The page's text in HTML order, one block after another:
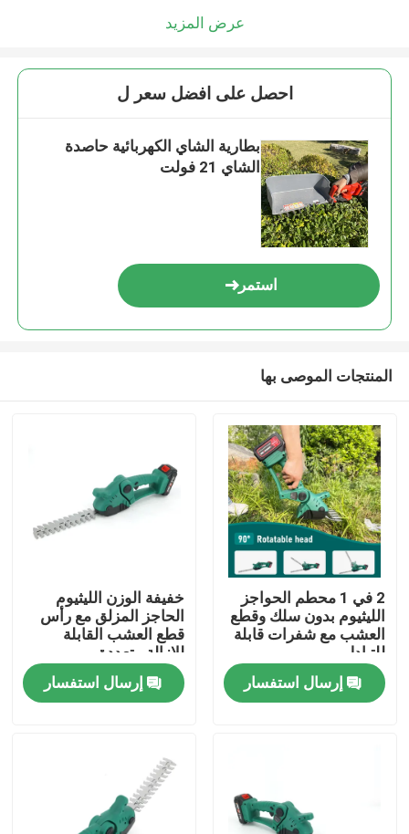
عرض المزيد
احصل على افضل سعر ل
بطارية الشاي الكهربائية حاصدة
الشاي 21 فولت
استمر
المنتجات الموصى بها
2 في 1 محطم الحواجز
الليثيوم بدون سلك وقطع
العشب مع شفرات قابلة
للتبادل
إرسال استفسار
خفيفة الوزن الليثيوم
الحاجز المزلق مع رأس
قطع العشب القابلة
للإزالة متعددة
الاستخدامات
إرسال استفسار